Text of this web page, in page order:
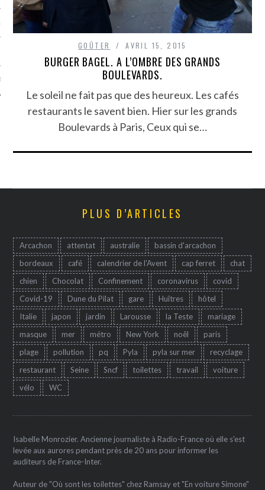
ARCACHON
GOÛTER AVRIL 15, 2015
BURGER BAGEL. A L’OMBRE DES GRANDS
BOULEVARDS.
Le soleil ne fait pas que des heureux. Les cafés
restaurants le savent bien. Hier sur les grands
Boulevards à Paris, Ceux qui se…
PLUS D’ARTICLES
Arcachon attentat australie
bassin d'arcachon
bordeaux
café calendrier de l'Avent cap ferret
chat
chien
Chocolat Confinement coronavirus
covid
Covid-19
Dune du Pilat gare Huîtres
hôtel
Italie
japon jardin Larousse la Teste
mariage
masque
mer métro New York noêl
paris
plage
pollution pq Pyla pyla sur mer
recyclage
restaurant
Seine Sncf toilettes travail
voiture
vélo
WC
Isabelle Monrozier. Ancienne journaliste à Radio-France où elle s'est
levée aux aurores pendant près de 20 ans pour informer les
auditeurs de France-Inter.
Auteur de "Où sont les toilettes" chez Ramsay et "En voiture Simone"